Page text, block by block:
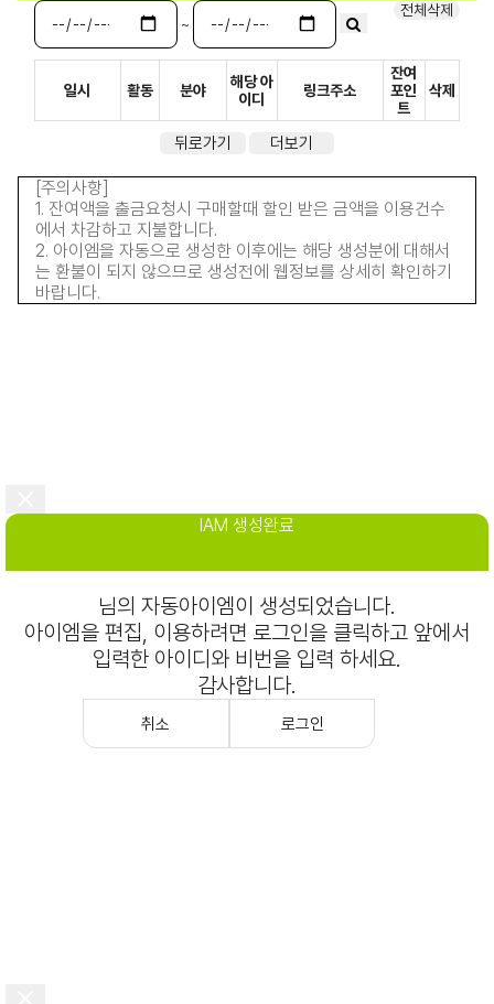
~
전체삭제
일시 활동 분야
해당 아
이디
링크주소
잔여
포인
트
삭제
뒤로가기 더보기
[주의사항]
1. 잔여액을 출금요청시 구매할때 할인 받은 금액을 이용건수
에서 차감하고 지불합니다.
2. 아이엠을 자동으로 생성한 이후에는 해당 생성분에 대해서
는 환불이 되지 않으므로 생성전에 웹정보를 상세히 확인하기
바랍니다.
IAM 생성완료
님의 자동아이엠이 생성되었습니다.
아이엠을 편집, 이용하려면 로그인을 클릭하고 앞에서
입력한 아이디와 비번을 입력 하세요.
감사합니다.
취소 로그인